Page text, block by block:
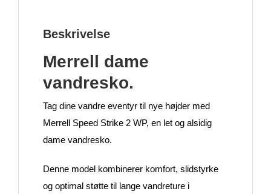
Beskrivelse
Merrell dame
vandresko.
Tag dine vandre eventyr til nye højder med
Merrell Speed Strike 2 WP, en let og alsidig
dame vandresko.
Denne model kombinerer komfort, slidstyrke
og optimal støtte til lange vandreture i